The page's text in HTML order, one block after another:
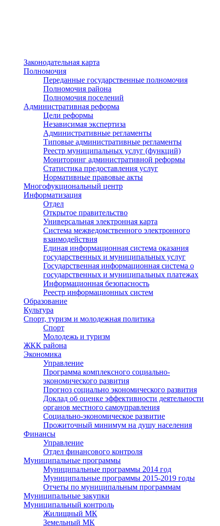
Законодательная карта
Полномочия
Переданные государственные полномочия
Полномочия района
Полномочия поселений
Административная реформа
Цели реформы
Независимая экспертиза
Административные регламенты
Типовые административные регламенты
Реестр муниципальных услуг (функций)
Мониторинг административной реформы
Статистика предоставления услуг
Нормативные правовые акты
Многофукциональный центр
Информатизация
Отдел
Открытое правительство
Универсальная электронная карта
Система межведомственного электронного
взаимодействия
Единая информационная система оказания
государственных и муниципальных услуг
Государственная информационная система о
государственных и муниципальных платежах
Информационная безопасность
Реестр информационных систем
Образование
Культура
Спорт, туризм и молодежная политика
Спорт
Молодежь и туризм
ЖКК района
Экономика
Управление
Программа комплексного социально-
экономического развития
Прогноз социально экономического развития
Доклад об оценке эффективности деятельности
органов местного самоуправления
Социально-экономическое развитие
Прожиточный минимум на душу населения
Финансы
Управление
Отдел финансового контроля
Муниципальные программы
Муниципальные программы 2014 год
Муниципальные программы 2015-2019 годы
Отчеты по муниципальным программам
Муниципальные закупки
Муниципальный контроль
Жилищный МК
Земельный МК